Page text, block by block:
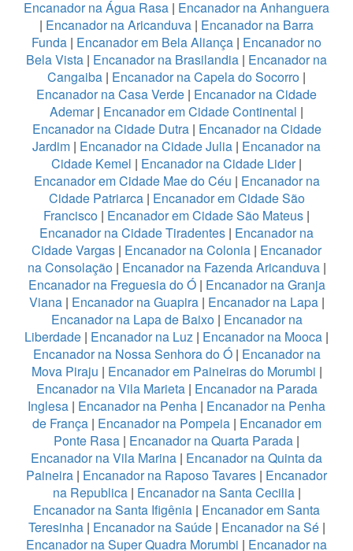
Encanador na Água Rasa | Encanador na Anhanguera
| Encanador na Aricanduva | Encanador na Barra
Funda | Encanador em Bela Aliança | Encanador no
Bela Vista | Encanador na Brasilandia | Encanador na
Cangaiba | Encanador na Capela do Socorro |
Encanador na Casa Verde | Encanador na Cidade
Ademar| Encanador em Cidade Continental |
Encanador na Cidade Dutra | Encanador na Cidade
Jardim | Encanador na Cidade Julia | Encanador na
Cidade Kemel | Encanador na Cidade Lider|
Encanador em Cidade Mae do Céu | Encanador na
Cidade Patriarca| Encanador em Cidade São
Francisco | Encanador em Cidade São Mateus |
Encanador na Cidade Tiradentes | Encanador na
Cidade Vargas | Encanador na Colonia | Encanador
na Consolação | Encanador na Fazenda Aricanduva|
Encanador na Freguesia do Ó| Encanador na Granja
Viana| Encanador na Guapira| Encanador na Lapa|
Encanador na Lapa de Baixo | Encanador na
Liberdade | Encanador na Luz | Encanador na Mooca |
Encanador na Nossa Senhora do Ó| Encanador na
Mova Piraju | Encanador em Paineiras do Morumbi |
Encanador na Vila Marieta| Encanador na Parada
Inglesa | Encanador na Penha | Encanador na Penha
de França | Encanador na Pompeia| Encanador em
Ponte Rasa | Encanador na Quarta Parada |
Encanador na Vila Marina | Encanador na Quinta da
Paineira | Encanador na Raposo Tavares | Encanador
na Republica| Encanador na Santa Cecilia|
Encanador na Santa Ifigênia | Encanador em Santa
Teresinha| Encanador na Saúde| Encanador na Sé|
Encanador na Super Quadra Morumbi | Encanador na